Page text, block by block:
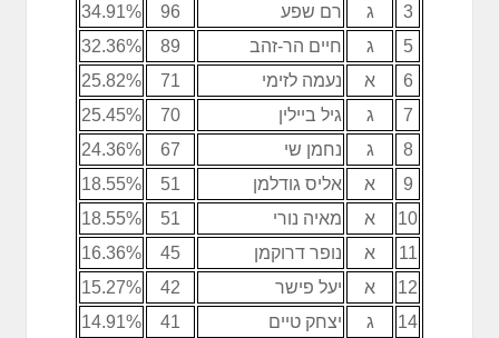
34.91%
96 רם שפע ג
3
32.36%
89 חיים הר-זהב ג
5
25.82%
71 נעמה לזימי א
6
25.45%
70 גיל ביילין ג
7
24.36%
67 נחמן שי ג
8
18.55%
51 אליס גודלמן א
9
18.55%
51 מאיה נורי א
10
16.36%
45 נופר דרוקמן א
11
15.27%
42 יעל פישר א
12
14.91%
41 יצחק טיים ג
14